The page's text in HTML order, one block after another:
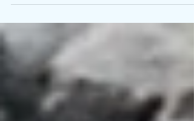
partorire, riconoscendo maternamente il